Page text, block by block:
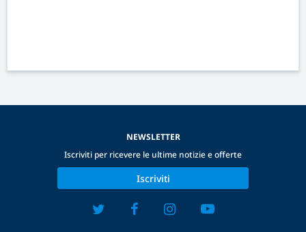
NEWSLETTER
Iscriviti per ricevere le ultime notizie e offerte
Iscriviti